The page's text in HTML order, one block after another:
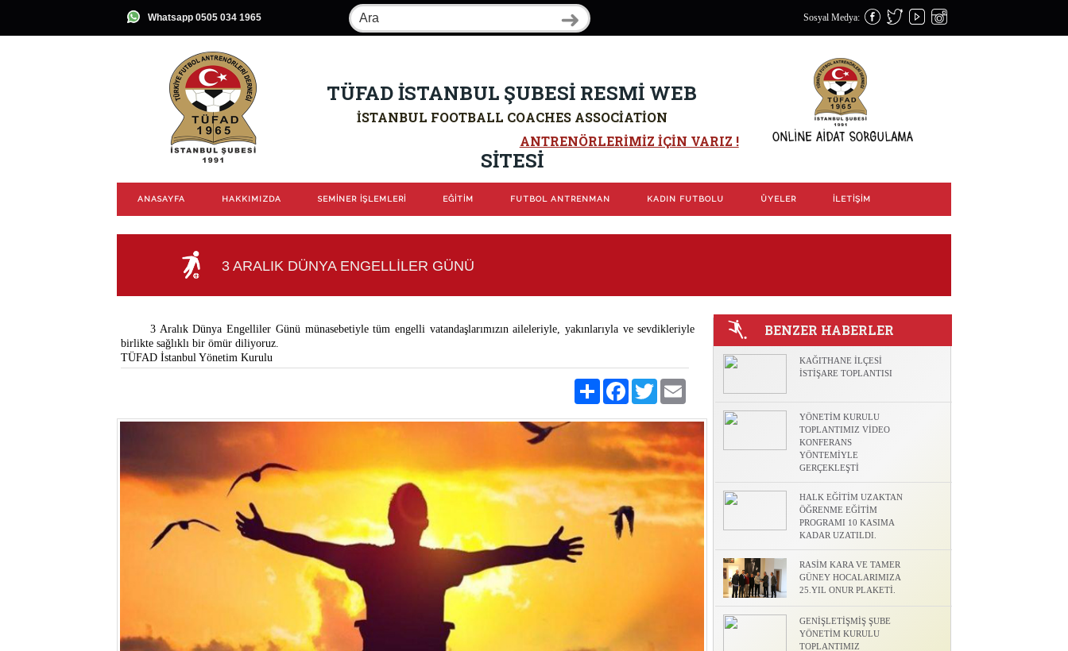
Whatsapp 0505 034 1965 Sosyal Medya:
TÜFAD İSTANBUL ŞUBESİ RESMİ WEB
SİTESİ
İSTANBUL FOOTBALL COACHES ASSOCIATION
ANTRENÖRLERIMIZ IÇIN VARIZ !
ANASAYFA HAKKIMIZDA SEMİNER İŞLEMLERİ EĞİTİM FUTBOL ANTRENMAN KADIN FUTBOLU ÜYELER İLETIŞIM
3 ARALIK DÜNYA ENGELLİLER GÜNÜ
3 Aralık Dünya Engelliler Günü münasebetiyle tüm engelli vatandaşlarımızın aileleriyle, yakınlarıyla ve sevdikleriyle
birlikte sağlıklı bir ömür diliyoruz.
TÜFAD İstanbul Yönetim Kurulu
Share FacebookTwitter
BENZER HABERLER
KAĞITHANE İLÇESİ
İSTİŞARE TOPLANTISI
YÖNETİM KURULU
TOPLANTIMIZ VİDEO
KONFERANS
YÖNTEMİYLE
GERÇEKLEŞTİ
HALK EĞİTİM UZAKTAN
ÖĞRENME EĞİTİM
PROGRAMI 10 KASIMA
KADAR UZATILDI.
RASİM KARA VE TAMER
GÜNEY HOCALARIMIZA
25.YIL ONUR PLAKETİ.
GENİŞLETİŞMİŞ ŞUBE
YÖNETİM KURULU
TOPLANTIMIZ